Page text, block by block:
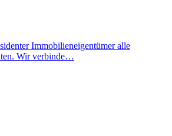
Immobilieneigentümer alle
Wir verbinde…